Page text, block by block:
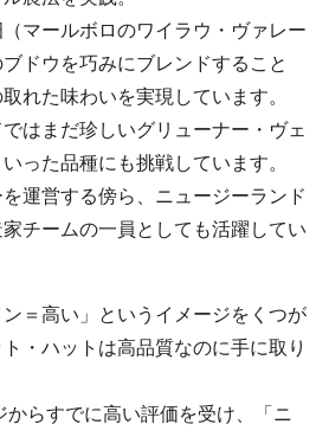
マールボロのワイラウ・ヴァレー
ドウを巧みにブレンドすること
れた味わいを実現しています。
はまだ珍しいグリューナー・ヴェ
った品種にも挑戦しています。
運営する傍ら、ニュージーランド
チームの一員としても活躍してい
ン＝高い」というイメージをくつが
・ハットは高品質なのに手に取り
らすでに高い評価を受け、「ニ